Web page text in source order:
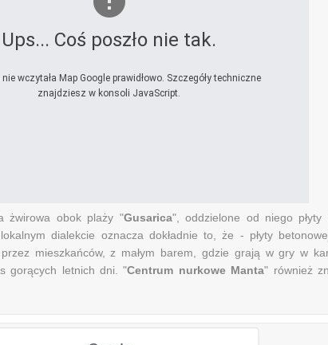
Ups... Coś poszło nie tak.
wczytała Map Google prawidłowo. Szczegóły techniczne
znajdziesz w konsoli JavaScript.
żwirowa obok plaży "Gusarica", oddzielone od niego płyty
dialekcie oznacza dokładnie to, że - płyty
przez mieszkańców, z małym barem, gdzie grają w gry w
gorących letnich dni. "Centrum nurkowe Manta" również